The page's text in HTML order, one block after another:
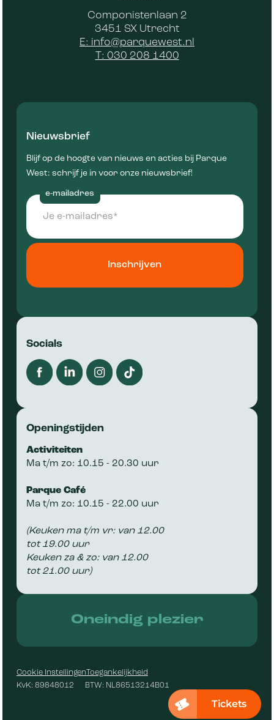
Componistenlaan 2
3451 SX Utrecht
E: info@parquewest.nl
T: 030 208 1400
Nieuwsbrief
Blijf op de hoogte van nieuws en acties bij Parque
West: schrijf je in voor onze nieuwsbrief!
e-mailadres
Socials
Openingstijden
Activiteiten
Ma t/m zo: 10.15 - 20.30 uur
Parque Café
Ma t/m zo: 10.15 - 22.00 uur
(Keuken ma t/m vr: van 12.00
tot 19.00 uur
Keuken za & zo: van 12.00
tot 21.00 uur)
Oneindig plezier
Cookie InstellingenToegankelijkheid
KvK: 89848012 BTW: NL86513214B01